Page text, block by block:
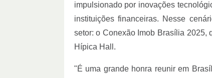
impulsionado por inovações
instituições financeiras. Nesse
setor: o Conexão Imob Brasília 2025,
Hípica Hall.
"É uma grande honra reunir em